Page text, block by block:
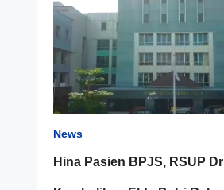
News
Hina Pasien BPJS, RSUP